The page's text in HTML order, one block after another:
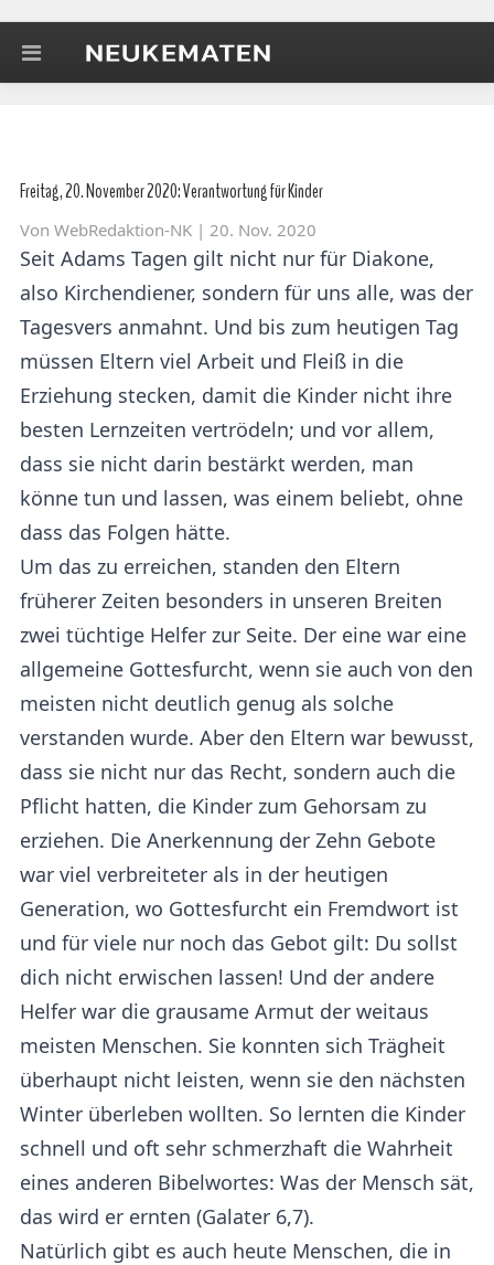
Freitag, 20. November 2020: Verantwortung für Kinder
Von WebRedaktion-NK | 20. Nov. 2020
Seit Adams Tagen gilt nicht nur für Diakone,
also Kirchendiener, sondern für uns alle, was der
Tagesvers anmahnt. Und bis zum heutigen Tag
müssen Eltern viel Arbeit und Fleiß in die
Erziehung stecken, damit die Kinder nicht ihre
besten Lernzeiten vertrödeln; und vor allem,
dass sie nicht darin bestärkt werden, man
könne tun und lassen, was einem beliebt, ohne
dass das Folgen hätte.
Um das zu erreichen, standen den Eltern
früherer Zeiten besonders in unseren Breiten
zwei tüchtige Helfer zur Seite. Der eine war eine
allgemeine Gottesfurcht, wenn sie auch von den
meisten nicht deutlich genug als solche
verstanden wurde. Aber den Eltern war bewusst,
dass sie nicht nur das Recht, sondern auch die
Pflicht hatten, die Kinder zum Gehorsam zu
erziehen. Die Anerkennung der Zehn Gebote
war viel verbreiteter als in der heutigen
Generation, wo Gottesfurcht ein Fremdwort ist
und für viele nur noch das Gebot gilt: Du sollst
dich nicht erwischen lassen! Und der andere
Helfer war die grausame Armut der weitaus
meisten Menschen. Sie konnten sich Trägheit
überhaupt nicht leisten, wenn sie den nächsten
Winter überleben wollten. So lernten die Kinder
schnell und oft sehr schmerzhaft die Wahrheit
eines anderen Bibelwortes: Was der Mensch sät,
das wird er ernten (Galater 6,7).
Natürlich gibt es auch heute Menschen, die in